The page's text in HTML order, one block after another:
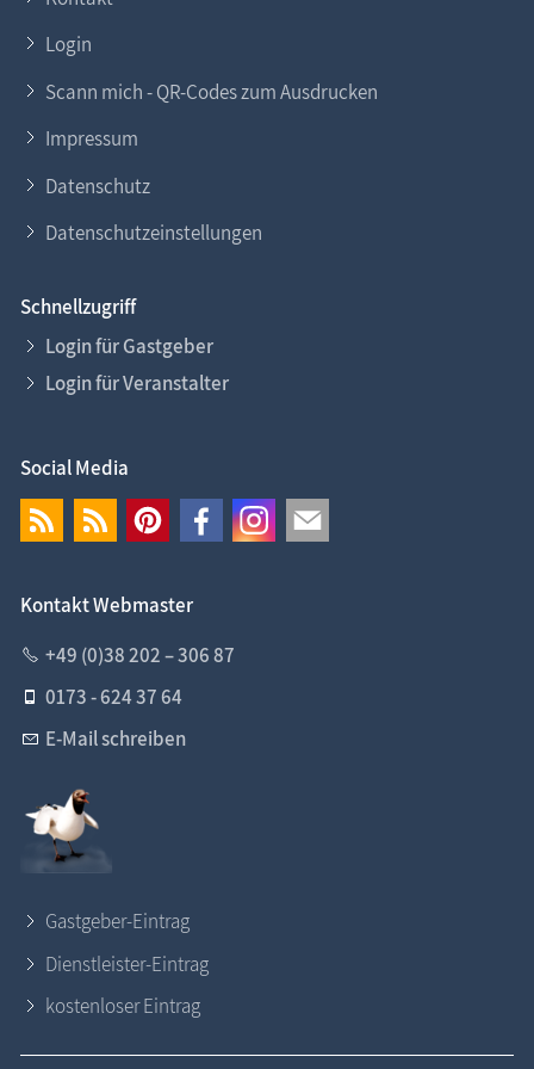
Login
Scann mich - QR-Codes zum Ausdrucken
Impressum
Datenschutz
Datenschutzeinstellungen
Schnellzugriff
Login für Gastgeber
Login für Veranstalter
Social Media
Kontakt Webmaster
+49 (0)38 202 – 306 87
0173 - 624 37 64
E-Mail schreiben
Gastgeber-Eintrag
Dienstleister-Eintrag
kostenloser Eintrag